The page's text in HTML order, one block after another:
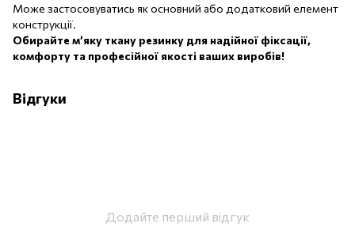
Може застосовуватись як основний або додатковий елемент
конструкції.
Обирайте м’яку ткану резинку для надійної фіксації,
комфорту та професійної якості ваших виробів!
Відгуки
Додайте перший відгук